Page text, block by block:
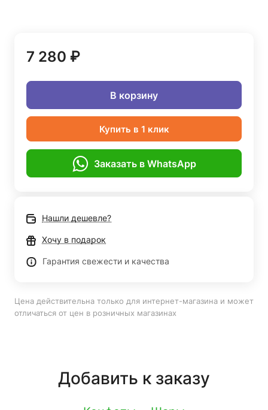
7 280 ₽
В корзину
Купить в 1 клик
Заказать в WhatsApp
Нашли дешевле?
Хочу в подарок
Гарантия свежести и качества
Цена действительна только для интернет-магазина и может
отличаться от цен в розничных магазинах
Добавить к заказу